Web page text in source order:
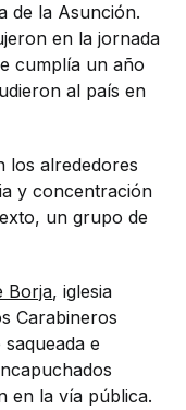
de la Asunción.
en la jornada
cumplía un año
al país en
los alrededores
y concentración
un grupo de
Borja, iglesia
Carabineros
e
en la vía pública.